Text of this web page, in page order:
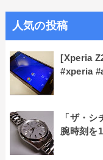
人気の投稿
[Xperia
#xperia
「ザ・
腕時刻を